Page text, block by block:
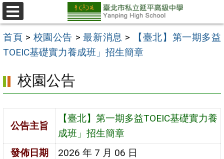
跳
至
主
要
區
選
單
首頁 > 校園公告 >最新消息 >
【臺北】第一期多益
TOEIC基礎實力養成班」招生簡章
校園公告
公告主旨
【臺北】第一期多益TOEIC基礎實力養
成班」招生簡章
發佈日期
2026 年 7 月 06 日